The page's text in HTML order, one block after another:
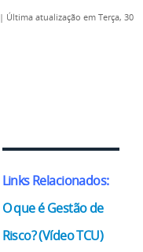
| Última atualização em Terça, 30
Links Relacionados:
O que é Gestão de
Risco? (Vídeo TCU)